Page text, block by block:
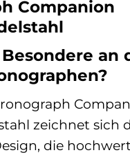
Companion
an
zeichnet sich
die